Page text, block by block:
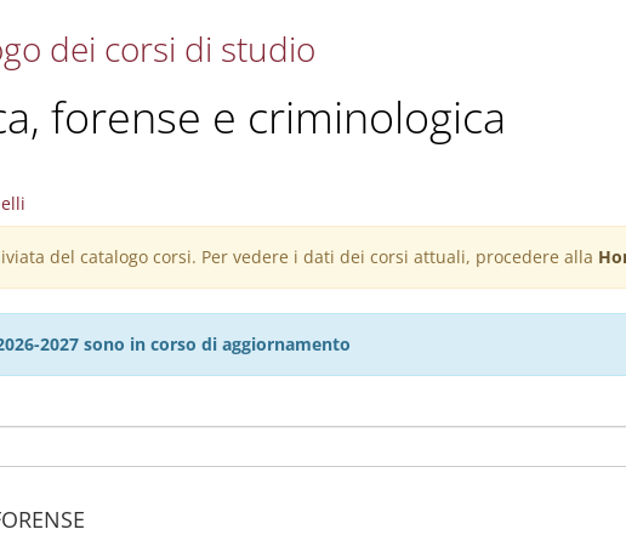
dei corsi di studio
forense e criminologica
del catalogo corsi. Per vedere i dati dei corsi attuali, procedere alla
2027 sono in corso di aggiornamento